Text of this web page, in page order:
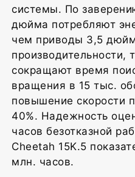
системы. По
дюйма потребляют
чем приводы 3,5
производительности,
сокращают время
вращения в 15 тыс.
повышение скорости
40%. Надежность
часов безотказной
Cheetah 15K.5
млн. часов.